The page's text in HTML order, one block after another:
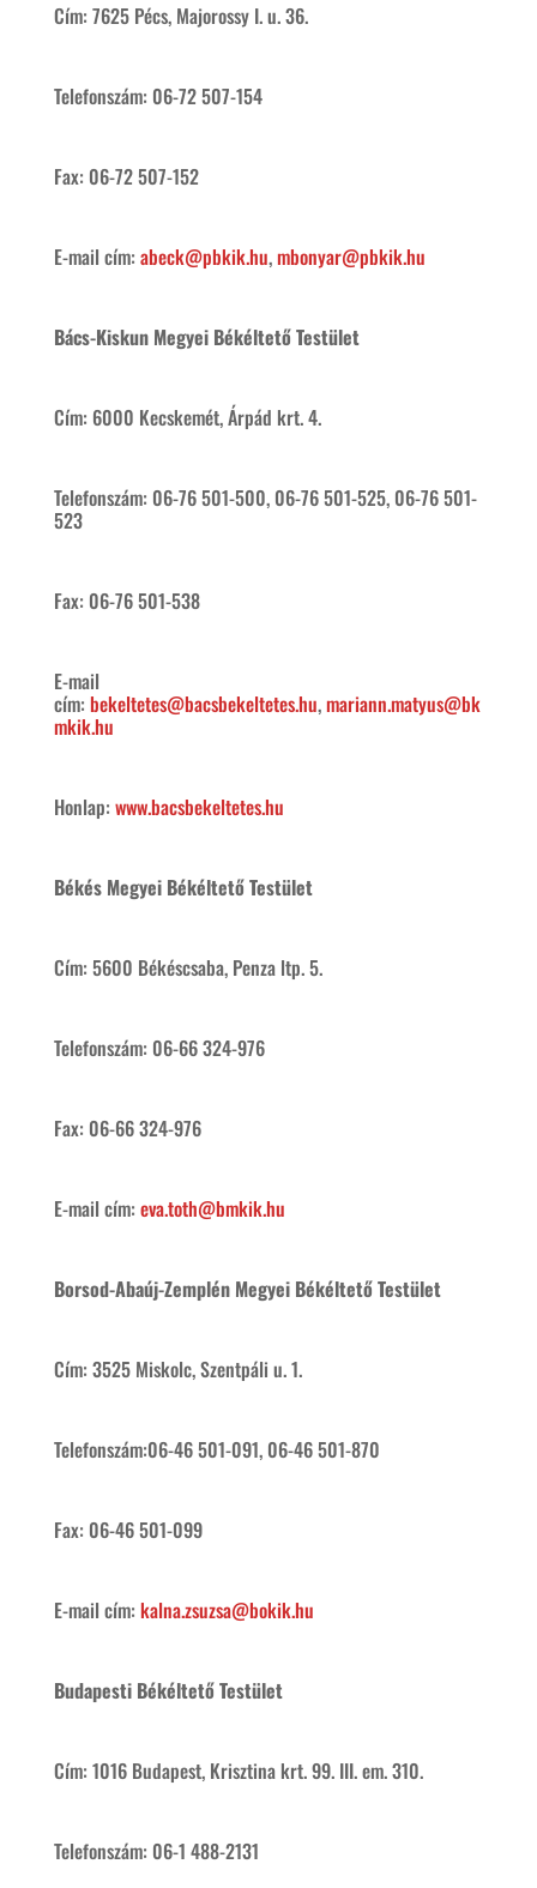
Cím: 7625 Pécs, Majorossy I. u. 36.
Telefonszám: 06-72 507-154
Fax: 06-72 507-152
E-mail cím: abeck@pbkik.hu,mbonyar@pbkik.hu
Bács-Kiskun Megyei Békéltető Testület
Cím: 6000 Kecskemét, Árpád krt. 4.
Telefonszám: 06-76 501-500, 06-76 501-525, 06-76 501-
523
Fax: 06-76 501-538
E-mail
cím: bekeltetes@bacsbekeltetes.hu,mariann.matyus@bk
mkik.hu
Honlap: www.bacsbekeltetes.hu
Békés Megyei Békéltető Testület
Cím: 5600 Békéscsaba, Penza ltp. 5.
Telefonszám: 06-66 324-976
Fax: 06-66 324-976
E-mail cím: eva.toth@bmkik.hu
Borsod-Abaúj-Zemplén Megyei Békéltető Testület
Cím: 3525 Miskolc, Szentpáli u. 1.
Telefonszám:06-46 501-091, 06-46 501-870
Fax: 06-46 501-099
E-mail cím: kalna.zsuzsa@bokik.hu
Budapesti Békéltető Testület
Cím: 1016 Budapest, Krisztina krt. 99. III. em. 310.
Telefonszám: 06-1 488-2131